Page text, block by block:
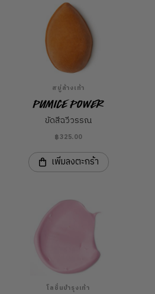
สบู่ล้างเท้า
Pumice Power
ขัดสีฉวีวรรณ
฿325.00
เพิ่มลงตะกร้า
โลชั่นบำรุงเท้า